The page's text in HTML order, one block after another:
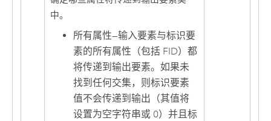
中。
所有属性—输入要素与标识要
素的所有属性（包括 FID）都
将传递到输出要素。如果未
找到任何交集，则标识要素
值不会传递到输出（其值将
设置为空字符串或 0）并且标